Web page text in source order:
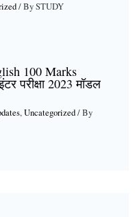
/ BySTUDY
100 Marks
परीक्षा 2023 मॉडल
,Uncategorized/ By